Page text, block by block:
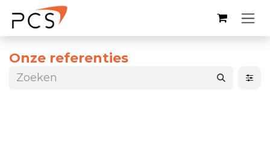
Overslaan naar inhoud
Onze referenties